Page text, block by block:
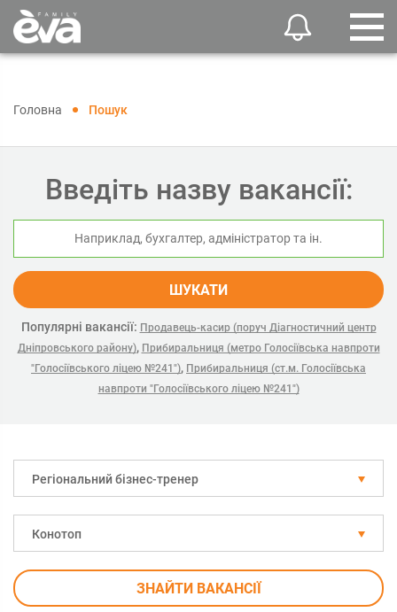
Головна Пошук
Введіть назву вакансії:
ШУКАТИ
Популярні вакансії: Продавець-касир (поруч Діагностичний центр
Дніпровського району), Прибиральниця (метро Голосіївська навпроти
"Голосіївського ліцею №241"), Прибиральниця (ст.м. Голосіївська
навпроти "Голосіївського ліцею №241")
Регіональний бізнес-тренер
Конотоп
ЗНАЙТИ ВАКАНСІЇ